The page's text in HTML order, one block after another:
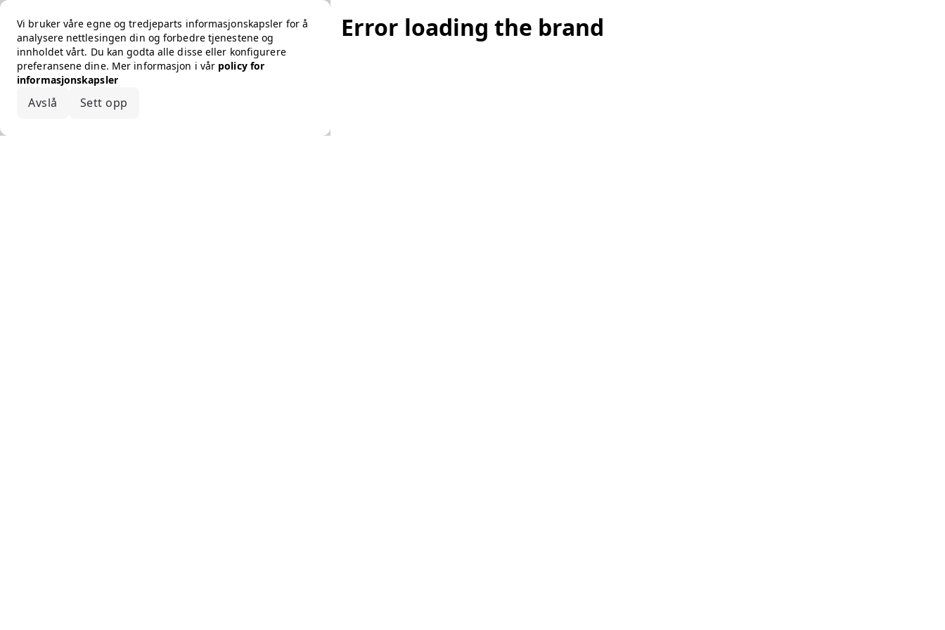
Vi bruker våre egne og tredjeparts informasjonskapsler for å
analysere nettlesingen din og forbedre tjenestene og
innholdet vårt. Du kan godta alle disse eller konfigurere
preferansene dine. Mer informasjon i vår policy for
informasjonskapsler
Avslå Sett opp
Error loading the brand